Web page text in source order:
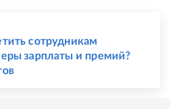
сотрудникам
зарплаты и премий?